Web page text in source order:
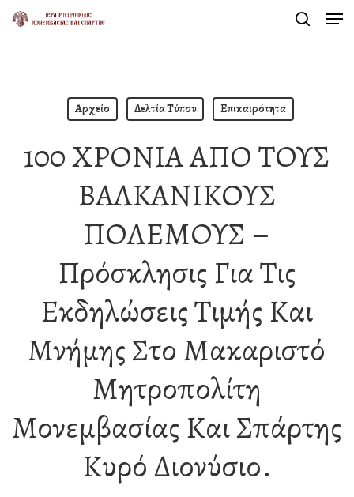
Skip
Αρχείο Δελτία Τύπου Επικαιρότητα
100 ΧΡΟΝΙΑ ΑΠΟ ΤΟΥΣ
ΒΑΛΚΑΝΙΚΟΥΣ
ΠΟΛΕΜΟΥΣ –
Πρόσκλησις Για Τις
Εκδηλώσεις Τιμής Και
Μνήμης Στο Μακαριστό
Μητροπολίτη
Μονεμβασίας Και Σπάρτης
Κυρό Διονύσιο.